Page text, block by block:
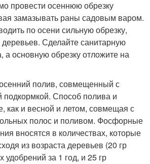
провести осеннюю обрезку
замазывать раны садовым варом.
по осени сильную обрезку,
Сделайте санитарную
а основную обрезку отложите на
полив, совмещенный с
подкормкой. Способ полива и
как и весной и летом, совмещая с
полос и поливом. Фосфорные
вносятся в количествах, которые
из возраста деревьев (20 гр
удобрений за 1 год, и 25 гр